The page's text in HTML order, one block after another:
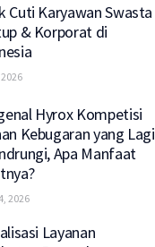
Cuti Karyawan Swasta
& Korporat di
Hyrox Kompetisi
Kebugaran yang Lagi
Apa Manfaat
2026
Layanan